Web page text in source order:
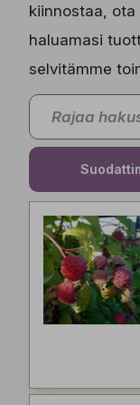
kiinnostaa,
haluamasi
selvitämme